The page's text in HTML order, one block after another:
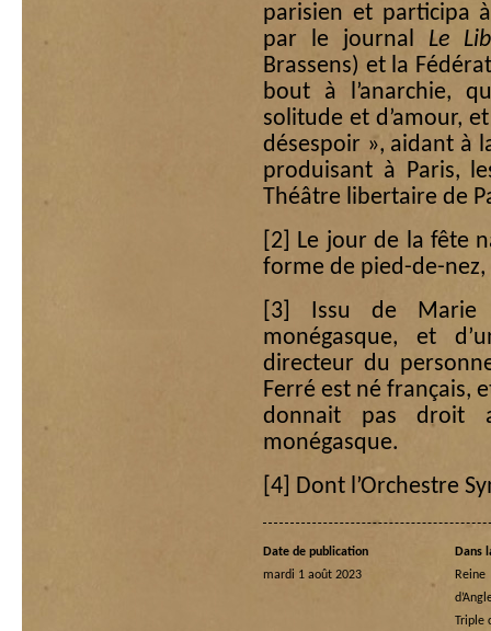
parisien et participa
par le journal Le
Brassens) et la
bout à l’anarchie,
solitude et d’amour,
désespoir », aidant à
produisant à Paris,
Théâtre libertaire de
[2]
Le jour de la fête
forme de pied-de-
[3]
Issu de Marie
monégasque, et
directeur du
Ferré est né français,
donnait pas droit
monégasque.
[4]
Dont l’Orchestre
Date de publication
mardi 1 août 2023
Dans
Triple